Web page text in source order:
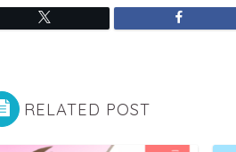
RELATED POST